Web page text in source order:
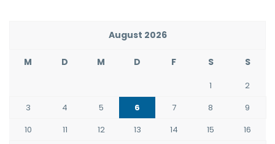
August 2026
M D M D F S S
1
2
3
4 5 6 7 8
9
10
11 12 13 14 15
16